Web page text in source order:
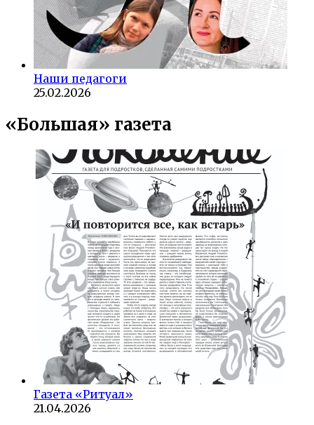
Наши педагоги
25.02.2026
«Большая» газета
Газета «Ритуал»
21.04.2026